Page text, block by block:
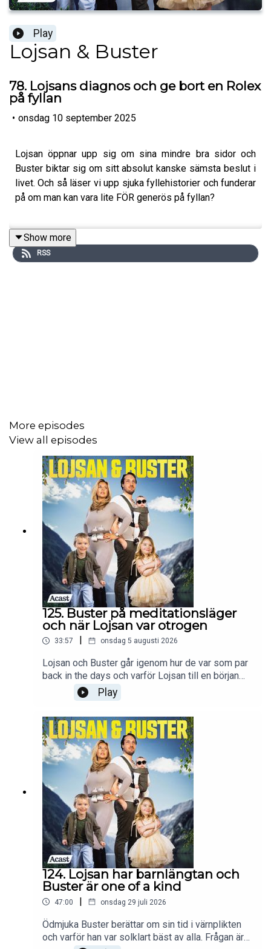
Play
Lojsan & Buster
78. Lojsans diagnos och ge bort en Rolex
på fyllan
• onsdag 10 september 2025
Lojsan öppnar upp sig om sina mindre bra sidor och
Buster biktar sig om sitt absolut kanske sämsta beslut i
livet. Och så läser vi upp sjuka fyllehistorier och funderar
på om man kan vara lite FÖR generös på fyllan?
Följ oss på instagram @lojsanbuster för att ta del av allt
vi pratar om i podden och mer därtill!
Show more
RSS
More episodes
View all episodes
125. Buster på meditationsläger
och när Lojsan var otrogen
33:57 onsdag 5 augusti 2026
Lojsan och Buster går igenom hur de var som par
back in the days och varför Lojsan till en början
var en stor besvikelse. Buster, som givetvis är
störst, bäst, och vackrast, funderar på om han inte
hade passat lika bra på ett meditationsläger som
han gjorde i lumpen. Ingen har ju missat hans
storhetstid direkt. Men är den verkligen över? Följ
oss på instagram @lojsanbuster för att ta del av
allt vi pratar om i podden och mer därtill!
Play
124. Lojsan har barnlängtan och
Buster är one of a kind
47:00 | onsdag 29 juli 2026
Ödmjuka Buster berättar om sin tid i värnplikten
och varför han var solklart bäst av alla. Frågan är